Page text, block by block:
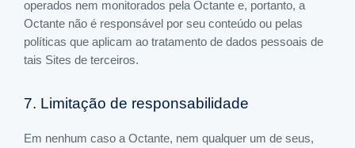
operados nem monitorados pela Octante e, portanto, a
Octante não é responsável por seu conteúdo ou pelas
políticas que aplicam ao tratamento de dados pessoais de
tais Sites de terceiros.
7. Limitação de responsabilidade
Em nenhum caso a Octante, nem qualquer um de seus,